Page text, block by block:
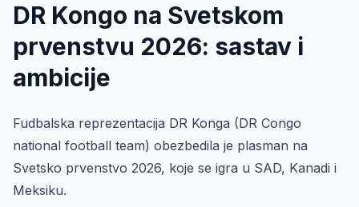
DR Kongo na Svetskom
prvenstvu 2026: sastav i
ambicije
Fudbalska reprezentacija DR Konga (DR Congo
national football team) obezbedila je plasman na
Svetsko prvenstvo 2026, koje se igra u SAD, Kanadi i
Meksiku.